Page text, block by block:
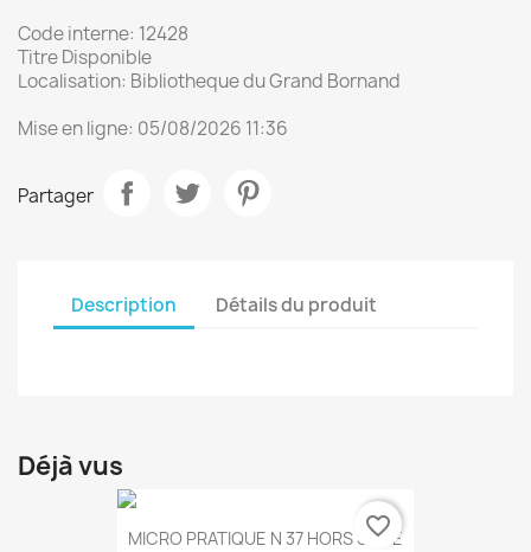
Code interne: 12428
Titre Disponible
Localisation: Bibliotheque du Grand Bornand
Mise en ligne: 05/08/2026 11:36
Partager
Description Détails du produit
Déjà vus
MICRO PRATIQUE N 37 HORS SERIE
favorite_border